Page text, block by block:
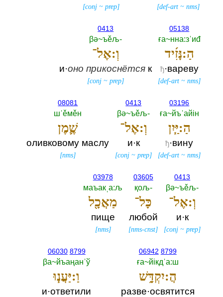
[def-art ~nms]
[conj~ prep]
05138
ға~нна:зˈиđ
הַ:נָּזִ֜יד
ђ·вареву
[def-art ~nms]
0413
βә~ъěљ-‎
וְ:אֶל־
и·оно прикоснётся к
[conj ~prep]
03196
ға~йъˈайiн
הַ:יַּ֧יִן
ђ·вину
[def-art ~nms]
0413
βә~ъěљ-‎
וְ:אֶל־
и·к
[conj ~prep]
08081
шˈěмěн
שֶׁ֛מֶן
оливковому маслу
[nms]
0413
βә~ъěљ-‎
וְ:אֶל־
и·к
[conj ~prep]
03605
қољ-‎
כָּל־
любой
[nms-cnst]
03978
маъакˌа:љ
מַאֲכָ֖ל
пище
[nms]
06942 8799
ға~йiкдˈа:ш
הֲ:יִקְדָּ֑שׁ
разве·освятится
06030 8799
βа~йъаңанˈў
וַ:יַּעֲנ֧וּ
и·ответили